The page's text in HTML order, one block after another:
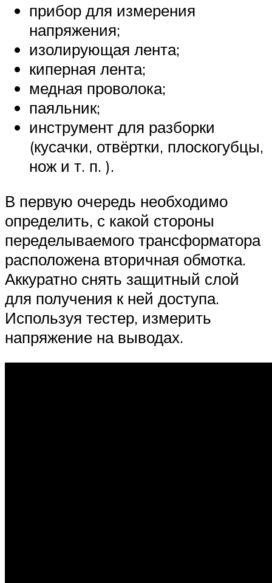
прибор для измерения
напряжения;
изолирующая лента;
киперная лента;
медная проволока;
паяльник;
инструмент для разборки
(кусачки, отвёртки, плоскогубцы,
нож и т. п. ).
В первую очередь необходимо
определить, с какой стороны
переделываемого трансформатора
расположена вторичная обмотка.
Аккуратно снять защитный слой
для получения к ней доступа.
Используя тестер, измерить
напряжение на выводах.